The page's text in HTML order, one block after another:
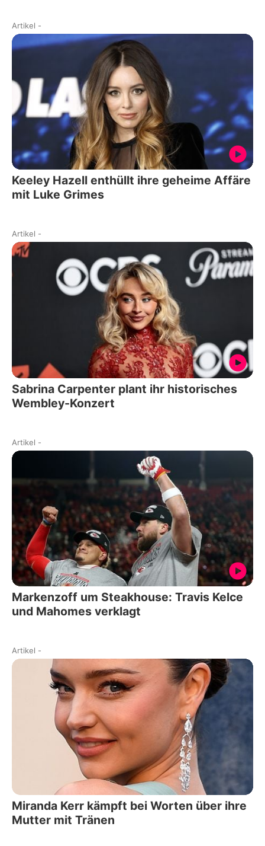
Artikel -
Keeley Hazell enthüllt ihre geheime Affäre
mit Luke Grimes
Artikel -
Sabrina Carpenter plant ihr historisches
Wembley-Konzert
Artikel -
Markenzoff um Steakhouse: Travis Kelce
und Mahomes verklagt
Artikel -
Miranda Kerr kämpft bei Worten über ihre
Mutter mit Tränen